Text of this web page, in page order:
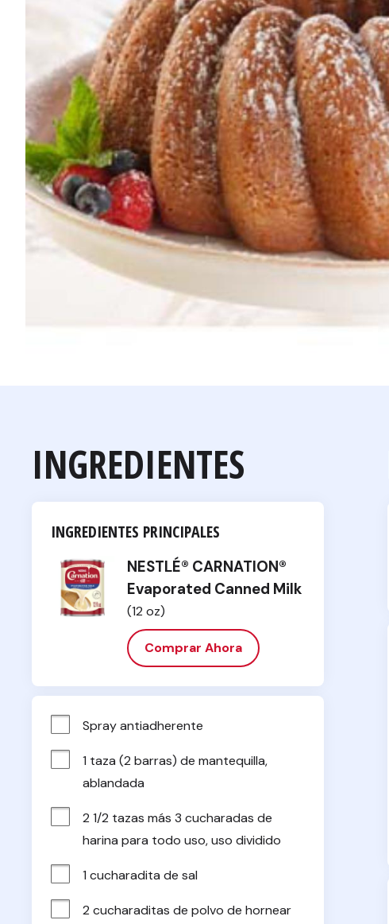
INGREDIENTES
INGREDIENTES PRINCIPALES
NESTLÉ® CARNATION®
Evaporated Canned Milk
(12 oz)
Comprar Ahora
Spray antiadherente
1 taza (2 barras) de mantequilla,
ablandada
2 1/2 tazas más 3 cucharadas de
harina para todo uso, uso dividido
1 cucharadita de sal
2 cucharaditas de polvo de hornear